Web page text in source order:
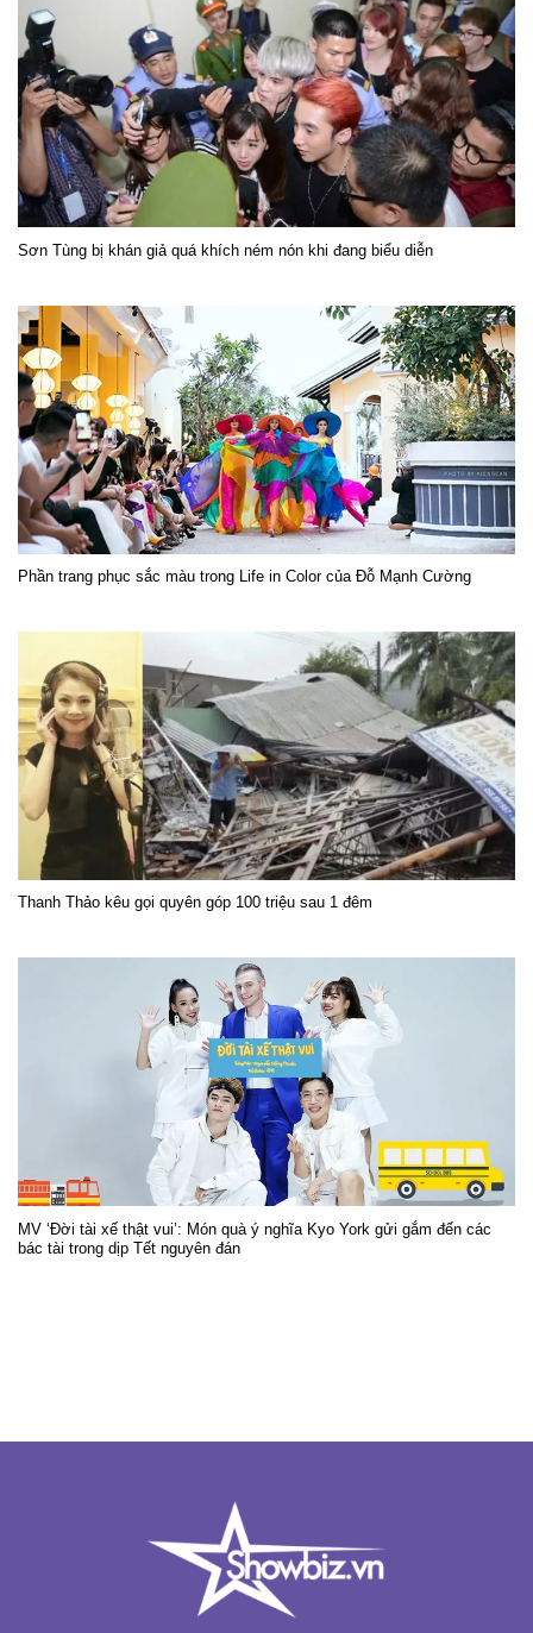
Sơn Tùng bị khán giả quá khích ném nón khi đang biểu diễn
Phần trang phục sắc màu trong Life in Color của Đỗ Mạnh Cường
Thanh Thảo kêu gọi quyên góp 100 triệu sau 1 đêm
MV ‘Đời tài xế thật vui’: Món quà ý nghĩa Kyo York gửi gắm đến các
bác tài trong dịp Tết nguyên đán